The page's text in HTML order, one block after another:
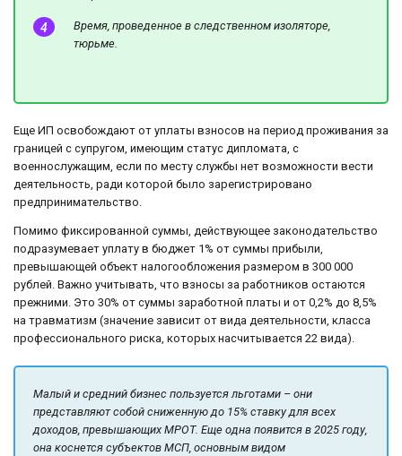
Время, проведенное в следственном изоляторе,
тюрьме.
Еще ИП освобождают от уплаты взносов на период проживания за
границей с супругом, имеющим статус дипломата, с
военнослужащим, если по месту службы нет возможности вести
деятельность, ради которой было зарегистрировано
предпринимательство.
Помимо фиксированной суммы, действующее законодательство
подразумевает уплату в бюджет 1% от суммы прибыли,
превышающей объект налогообложения размером в 300 000
рублей. Важно учитывать, что взносы за работников остаются
прежними. Это 30% от суммы заработной платы и от 0,2% до 8,5%
на травматизм (значение зависит от вида деятельности, класса
профессионального риска, которых насчитывается 22 вида).
Малый и средний бизнес пользуется льготами – они
представляют собой сниженную до 15% ставку для всех
доходов, превышающих МРОТ. Еще одна появится в 2025 году,
она коснется субъектов МСП, основным видом